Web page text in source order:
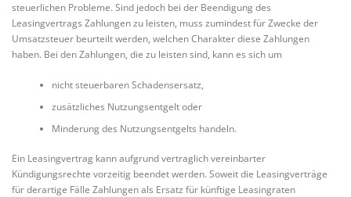
steuerlichen Probleme. Sind jedoch bei der Beendigung des
Leasingvertrags Zahlungen zu leisten, muss zumindest für Zwecke der
Umsatzsteuer beurteilt werden, welchen Charakter diese Zahlungen
haben. Bei den Zahlungen, die zu leisten sind, kann es sich um
nicht steuerbaren Schadensersatz,
zusätzliches Nutzungsentgelt oder
Minderung des Nutzungsentgelts handeln.
Ein Leasingvertrag kann aufgrund vertraglich vereinbarter
Kündigungsrechte vorzeitig beendet werden. Soweit die Leasingverträge
für derartige Fälle Zahlungen als Ersatz für künftige Leasingraten